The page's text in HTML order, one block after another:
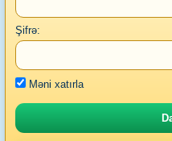
Şifrə:
Məni xatırla